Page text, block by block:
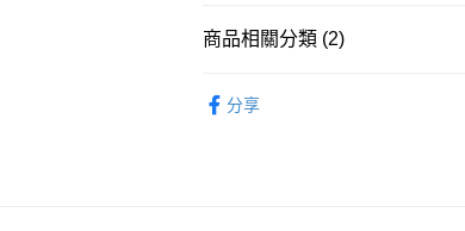
WeChat Pay
送貨方式
商品相關分類 (2)
分享